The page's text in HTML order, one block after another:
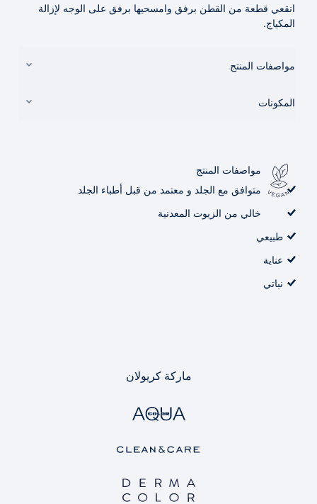
انقعي قطعة من القطن برفق وامسحيها برفق على الوجه لإزالة
المكياج.
مواصفات المنتج
المكونات
مواصفات المنتج
متوافق مع الجلد و معتمد من قبل أطباء الجلد
خالي من الزيوت المعدنية
طبيعي
عناية
نباتي
ماركة كريولان